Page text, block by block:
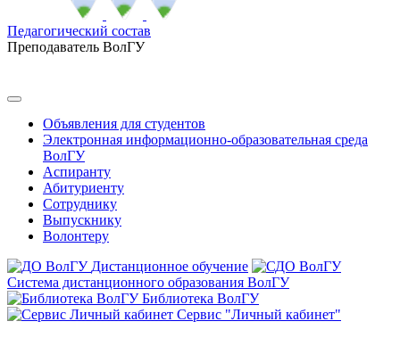
Педагогический состав
Преподаватель ВолГУ
Объявления для студентов
Электронная информационно-образовательная среда
ВолГУ
Аспиранту
Абитуриенту
Сотруднику
Выпускнику
Волонтеру
Дистанционное обучение
Система дистанционного образования ВолГУ
Библиотека ВолГУ
Сервис "Личный кабинет"